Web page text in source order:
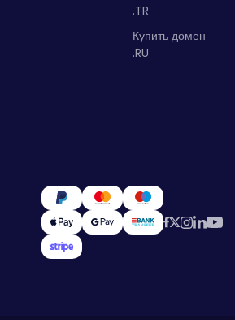
.TR
Купить домен
.RU